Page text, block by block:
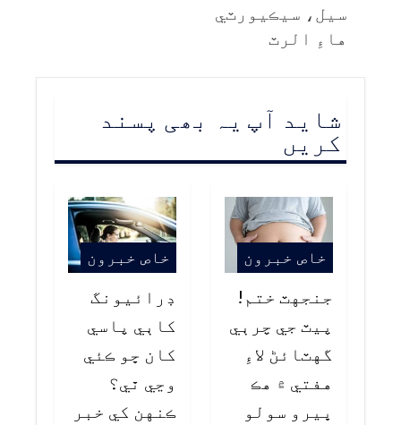
سيل، سيڪيورٽي
هاءِ الرٽ
شاید آپ یہ بھی پسند
کریں
خاص خبرون
جنجهٽ ختم!
پيٽ جي چرٻي
گهٽائڻ لاءِ
هفتي ۾ هڪ
ڀيرو سولو
خاص خبرون
ڊرائيونگ
کاٻي پاسي
کان ڇو ڪئي
وڃي ٿي؟
ڪنهن کي خبر